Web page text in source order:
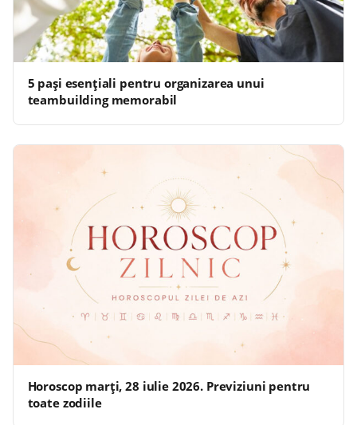
5 pași esențiali pentru organizarea unui
teambuilding memorabil
Horoscop marți, 28 iulie 2026. Previziuni pentru
toate zodiile